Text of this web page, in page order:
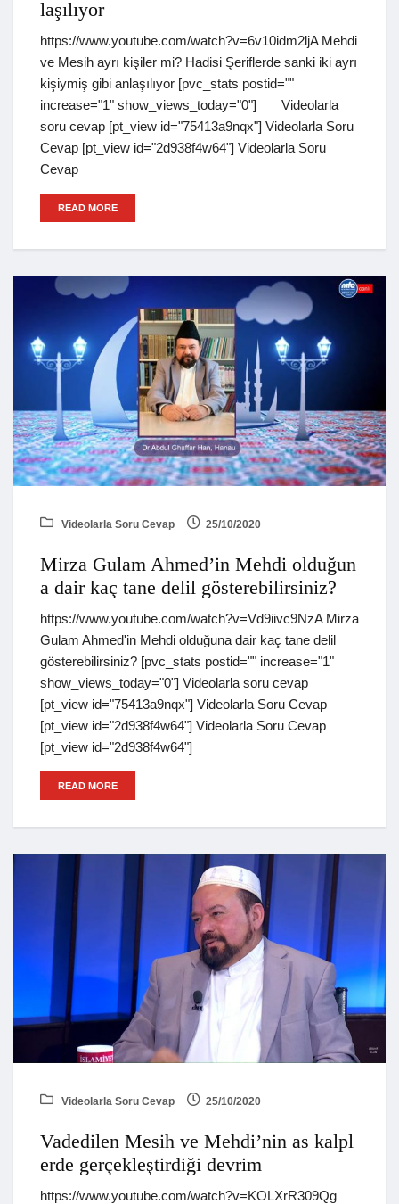
laşılıyor
https://www.youtube.com/watch?v=6v10idm2ljA Mehdi
ve Mesih ayrı kişiler mi? Hadisi Şeriflerde sanki iki ayrı
kişiymiş gibi anlaşılıyor [pvc_stats postid=""
increase="1" show_views_today="0"] Videolarla
soru cevap [pt_view id="75413a9nqx"] Videolarla Soru
Cevap [pt_view id="2d938f4w64"] Videolarla Soru
Cevap
READ MORE
Videolarla Soru Cevap 25/10/2020
Mirza Gulam Ahmed’in Mehdi olduğun
a dair kaç tane delil gösterebilirsiniz?
https://www.youtube.com/watch?v=Vd9iivc9NzA Mirza
Gulam Ahmed'in Mehdi olduğuna dair kaç tane delil
gösterebilirsiniz? [pvc_stats postid="" increase="1"
show_views_today="0"] Videolarla soru cevap
[pt_view id="75413a9nqx"] Videolarla Soru Cevap
[pt_view id="2d938f4w64"] Videolarla Soru Cevap
[pt_view id="2d938f4w64"]
READ MORE
Videolarla Soru Cevap 25/10/2020
Vadedilen Mesih ve Mehdi’nin as kalpl
erde gerçekleştirdiği devrim
https://www.youtube.com/watch?v=KOLXrR309Qg